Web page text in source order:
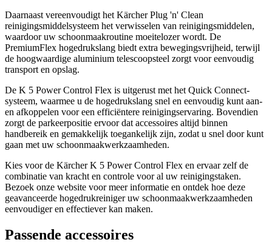
Daarnaast vereenvoudigt het Kärcher Plug 'n' Clean
reinigingsmiddelsysteem het verwisselen van reinigingsmiddelen,
waardoor uw schoonmaakroutine moeitelozer wordt. De
PremiumFlex hogedrukslang biedt extra bewegingsvrijheid, terwijl
de hoogwaardige aluminium telescoopsteel zorgt voor eenvoudig
transport en opslag.
De K 5 Power Control Flex is uitgerust met het Quick Connect-
systeem, waarmee u de hogedrukslang snel en eenvoudig kunt aan-
en afkoppelen voor een efficiëntere reinigingservaring. Bovendien
zorgt de parkeerpositie ervoor dat accessoires altijd binnen
handbereik en gemakkelijk toegankelijk zijn, zodat u snel door kunt
gaan met uw schoonmaakwerkzaamheden.
Kies voor de Kärcher K 5 Power Control Flex en ervaar zelf de
combinatie van kracht en controle voor al uw reinigingstaken.
Bezoek onze website voor meer informatie en ontdek hoe deze
geavanceerde hogedrukreiniger uw schoonmaakwerkzaamheden
eenvoudiger en effectiever kan maken.
Passende accessoires